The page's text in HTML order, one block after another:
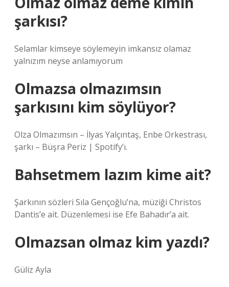
şarkısı?
Selamlar kimseye söylemeyin imkansız olamaz
yalnızım neyse anlamıyorum
Olmazsa olmazımsın
şarkısını kim söylüyor?
Olza Olmazımsın – İlyas Yalçıntaş, Enbe Orkestrası,
şarkı – Büşra Periz | Spotify’ı.
Bahsetmem lazım kime ait?
Şarkının sözleri Sıla Gençoğlu’na, müziği Christos
Dantis’e ait. Düzenlemesi ise Efe Bahadır’a ait.
Olmazsan olmaz kim yazdı?
Güliz Ayla